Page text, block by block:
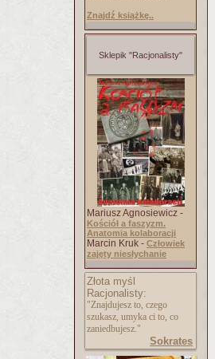
Znajdź książkę..
Sklepik "Racjonalisty"
Mariusz Agnosiewicz -
Kościół a faszyzm.
Anatomia kolaboracji
Marcin Kruk - Człowiek
zajęty niesłychanie
Złota myśl
Racjonalisty:
"Znajdujesz to, czego
szukasz, umyka ci to, co
zaniedbujesz."
Sokrates